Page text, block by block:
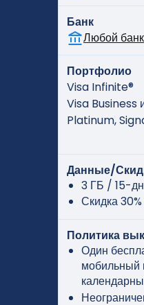
Банк
Любой банк
Портфолио
Visa Infinite®
Visa
Platinum,
Данные/
3 ГБ / 15-
Скидка
Политика
Один
мобильный